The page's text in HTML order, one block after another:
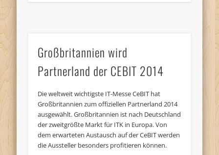
Großbritannien wird
Partnerland der CEBIT 2014
Die weltweit wichtigste IT-Messe CeBIT hat
Großbritannien zum offiziellen Partnerland 2014
ausgewählt. Großbritannien ist nach Deutschland
der zweitgrößte Markt für ITK in Europa. Von
dem erwarteten Austausch auf der CeBIT werden
die Aussteller besonders profitieren können.